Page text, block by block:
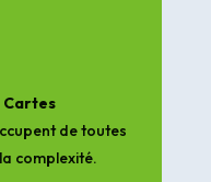
de toutes
complexité.